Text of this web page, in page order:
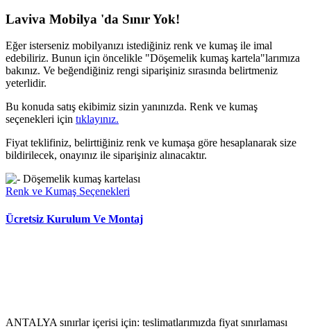
Laviva Mobilya 'da Sınır Yok!
Eğer isterseniz mobilyanızı istediğiniz renk ve kumaş ile imal
edebiliriz. Bunun için öncelikle "Döşemelik kumaş kartela"larımıza
bakınız. Ve beğendiğiniz rengi siparişiniz sırasında belirtmeniz
yeterlidir.
Bu konuda satış ekibimiz sizin yanınızda. Renk ve kumaş
seçenekleri için tıklayınız.
Fiyat teklifiniz, belirttiğiniz renk ve kumaşa göre hesaplanarak size
bildirilecek, onayınız ile siparişiniz alınacaktır.
Renk ve Kumaş Seçenekleri
Ücretsiz Kurulum Ve Montaj
ANTALYA sınırlar içerisi için: teslimatlarımızda fiyat sınırlaması